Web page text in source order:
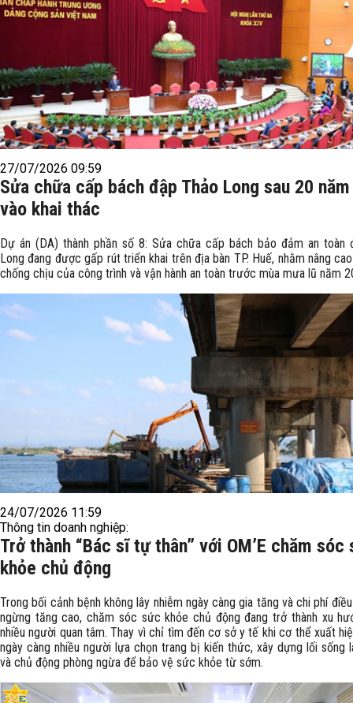
27/07/2026 09:59
Sửa chữa cấp bách đập Thảo Long sau 20
vào khai thác
Dự án (DA) thành phần số 8: Sửa chữa cấp bách bảo đảm an toàn
Long đang được gấp rút triển khai trên địa bàn TP. Huế, nhằm nâng
chống chịu của công trình và vận hành an toàn trước mùa mưa lũ năm
24/07/2026 11:59
Thông tin doanh nghiệp:
Trở thành “Bác sĩ tự thân” với OM’E chăm sóc
khỏe chủ động
Trong bối cảnh bệnh không lây nhiễm ngày càng gia tăng và chi phí
ngừng tăng cao, chăm sóc sức khỏe chủ động đang trở thành xu
nhiều người quan tâm. Thay vì chỉ tìm đến cơ sở y tế khi cơ thể xuất
ngày càng nhiều người lựa chọn trang bị kiến thức, xây dựng lối sống
và chủ động phòng ngừa để bảo vệ sức khỏe từ sớm.